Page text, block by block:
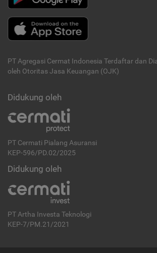
PT Agregasi Cermat Indonesia Terdaftar dan
oleh Otoritas Jasa Keuangan (OJK)
Didukung oleh
PT Cermati Pialang Asuransi
KEP-596/PD.02/2025
Didukung oleh
PT Artha Investa Teknologi
KEP-7/PM.21/2021